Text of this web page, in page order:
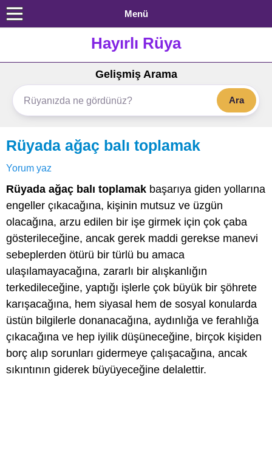
Menü
Hayırlı Rüya
Gelişmiş Arama
Ara
Rüyada ağaç balı toplamak
Yorum yaz
Rüyada ağaç balı toplamak başarıya giden yollarına
engeller çıkacağına, kişinin mutsuz ve üzgün
olacağına, arzu edilen bir işe girmek için çok çaba
gösterileceğine, ancak gerek maddi gerekse manevi
sebeplerden ötürü bir türlü bu amaca
ulaşılamayacağına, zararlı bir alışkanlığın
terkedileceğine, yaptığı işlerle çok büyük bir şöhrete
karışacağına, hem siyasal hem de sosyal konularda
üstün bilgilerle donanacağına, aydınlığa ve ferahlığa
çıkacağına ve hep iyilik düşüneceğine, birçok kişiden
borç alıp sorunları gidermeye çalışacağına, ancak
sıkıntının giderek büyüyeceğine delalettir.